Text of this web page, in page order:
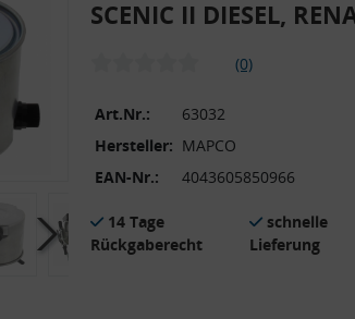
SCENIC II DIESEL,
(0)
Art.Nr.:
63032
Hersteller: MAPCO
EAN-Nr.:
4043605850966
14 Tage
Rückgaberecht
schnelle
Lieferung